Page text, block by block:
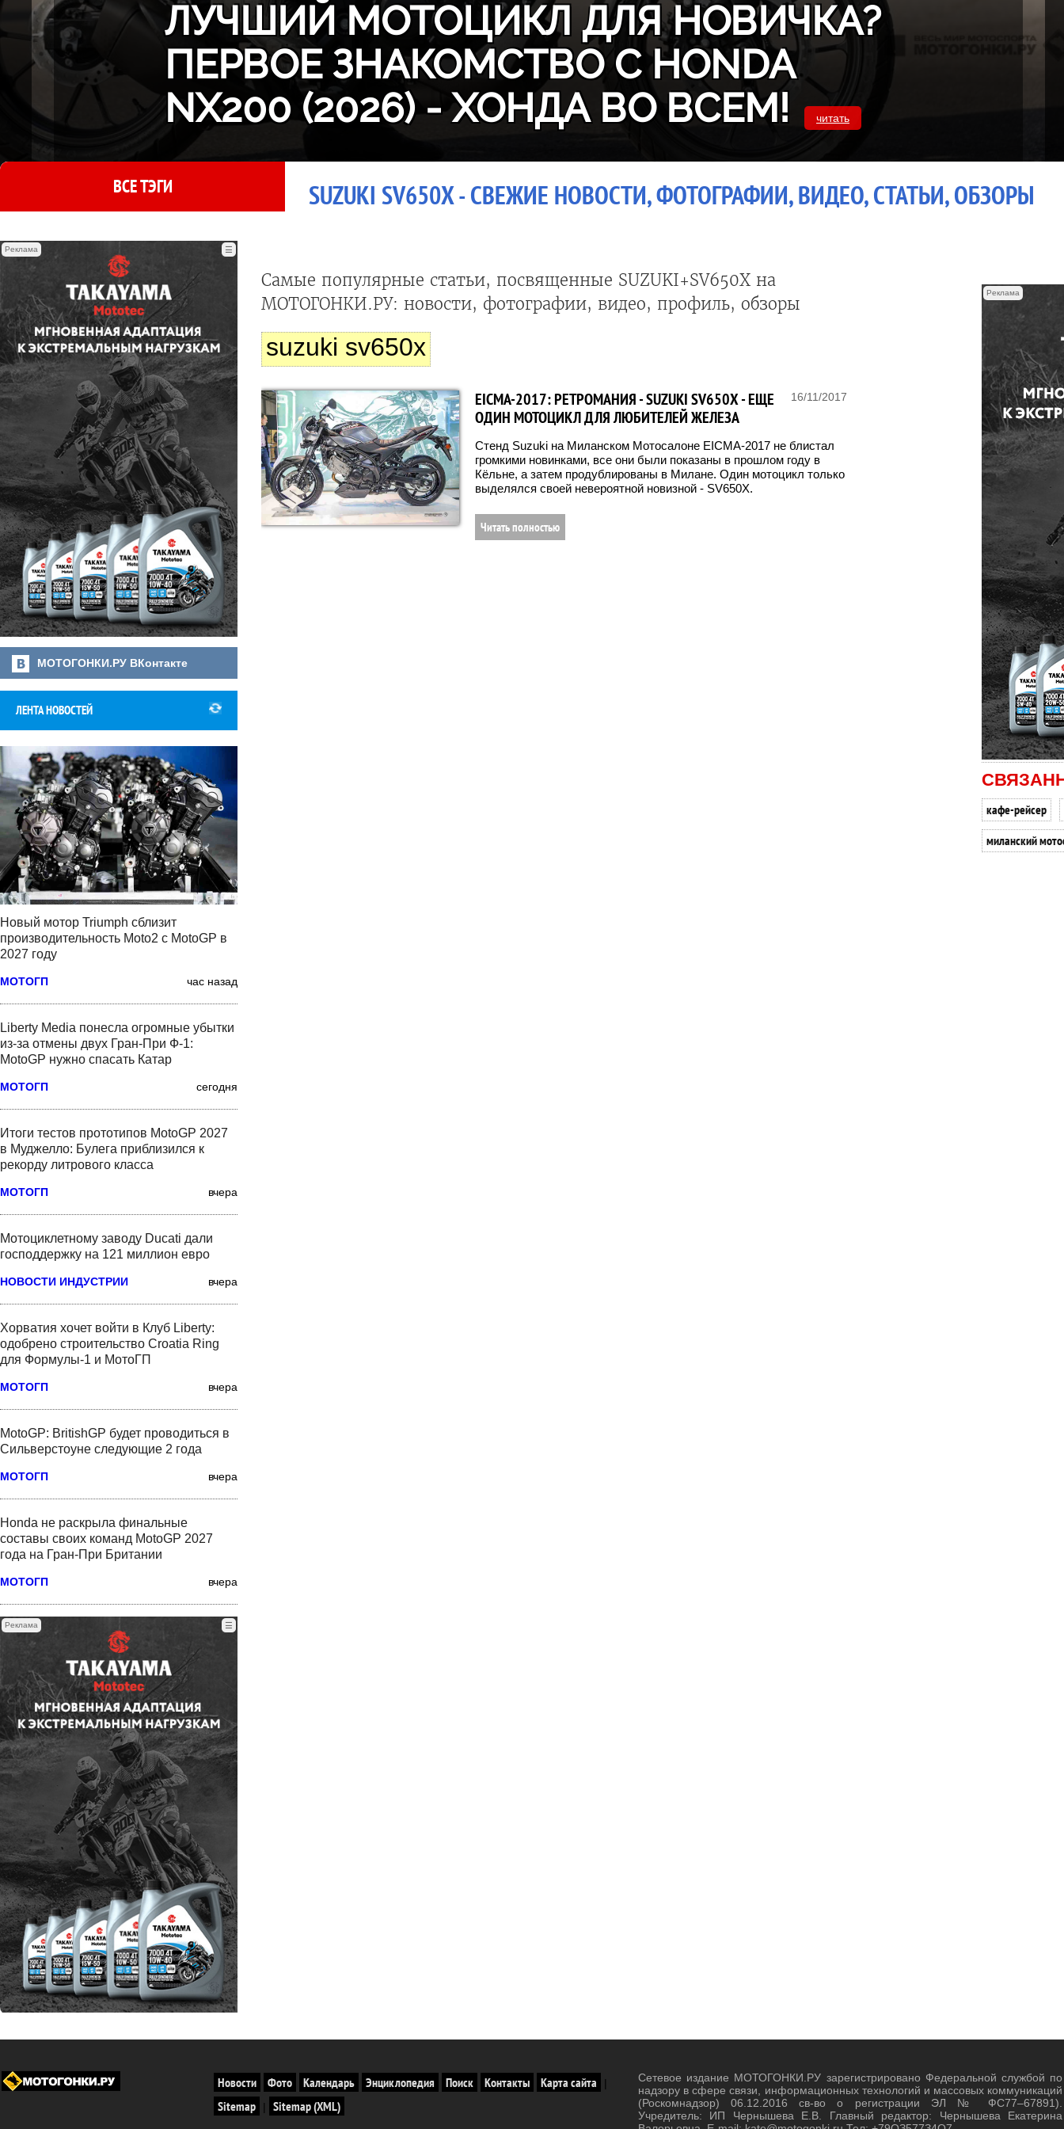
ЛУЧШИЙ МОТОЦИКЛ ДЛЯ НОВИЧКА?
ПЕРВОЕ ЗНАКОМСТВО С HONDA
NX200 (2026) - ХОНДА ВО ВСЕМ!
читать
ВСЕ ТЭГИ SUZUKI SV650X - СВЕЖИЕ НОВОСТИ, ФОТОГРАФИИ, ВИДЕО, СТАТЬИ, ОБЗОРЫ
Реклама ☰
МОТОГОНКИ.РУ ВКонтакте
ЛЕНТА НОВОСТЕЙ
Новый мотор Triumph сблизит
производительность Moto2 с MotoGP в
2027 году
МОТОГП час назад
Liberty Media понесла огромные убытки
из-за отмены двух Гран-При Ф-1:
MotoGP нужно спасать Катар
МОТОГП сегодня
Итоги тестов прототипов MotoGP 2027
в Муджелло: Булега приблизился к
рекорду литрового класса
МОТОГП вчера
Мотоциклетному заводу Ducati дали
господдержку на 121 миллион евро
НОВОСТИ ИНДУСТРИИ вчера
Хорватия хочет войти в Клуб Liberty:
одобрено строительство Croatia Ring
для Формулы-1 и МотоГП
МОТОГП вчера
MotoGP: BritishGP будет проводиться в
Сильверстоуне следующие 2 года
МОТОГП вчера
Honda не раскрыла финальные
составы своих команд MotoGP 2027
года на Гран-При Британии
МОТОГП вчера
Реклама ☰
Самые популярные статьи, посвященные SUZUKI+SV650X на
МОТОГОНКИ.РУ: новости, фотографии, видео, профиль, обзоры
suzuki sv650x
16/11/2017
EICMA-2017: РЕТРОМАНИЯ - SUZUKI SV650X - ЕЩЕ
ОДИН МОТОЦИКЛ ДЛЯ ЛЮБИТЕЛЕЙ ЖЕЛЕЗА
Стенд Suzuki на Миланском Мотосалоне EICMA-2017 не блистал
громкими новинками, все они были показаны в прошлом году в
Кёльне, а затем продублированы в Милане. Один мотоцикл только
выделялся своей невероятной новизной - SV650X.
Читать полностью
Реклама
кафе-рейсер
миланский
Новости Фото Календарь Энциклопедия Поиск Контакты Карта сайта |
Sitemap | Sitemap (XML)
Сетевое издание МОТОГОНКИ.РУ зарегистрировано Федеральной службой по
надзору в сфере связи, информационных технологий и массовых коммуникаций
(Роскомнадзор) 06.12.2016 св-во о регистрации ЭЛ № ФС77–67891).
Учредитель: ИП Чернышева Е.В. Главный редактор: Чернышева Екатерина